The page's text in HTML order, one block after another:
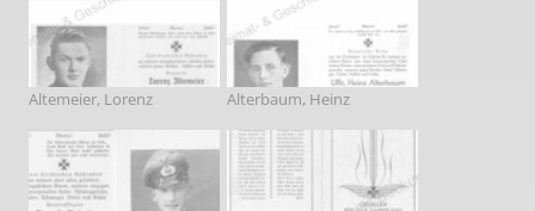
Altemeier, Lorenz Alterbaum, Heinz